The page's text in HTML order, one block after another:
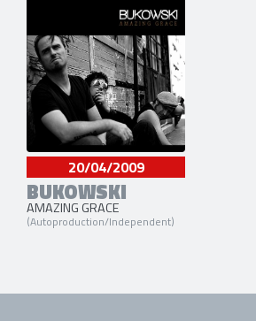
20/04/2009
BUKOWSKI
AMAZING GRACE
(Autoproduction/Independent)